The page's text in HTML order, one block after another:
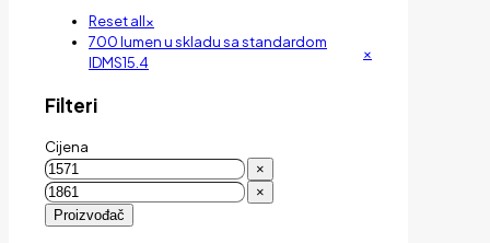
Reset all×
700 lumen u skladu sa standardom
IDMS15.4
×
Filteri
Cijena
×
×
Proizvođač